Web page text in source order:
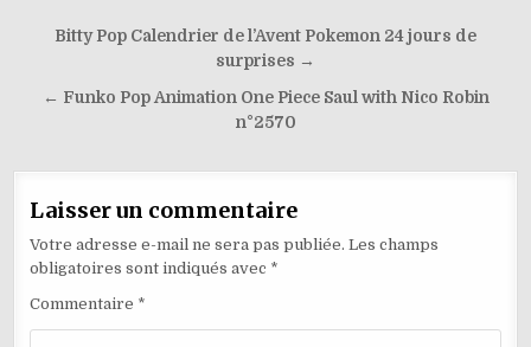
Navigation
l’article
Bitty Pop Calendrier de l’Avent Pokemon 24 jours de
surprises →
← Funko Pop Animation One Piece Saul with Nico Robin
n°2570
Laisser un commentaire
Votre adresse e-mail ne sera pas publiée. Les champs
obligatoires sont indiqués avec *
Commentaire *